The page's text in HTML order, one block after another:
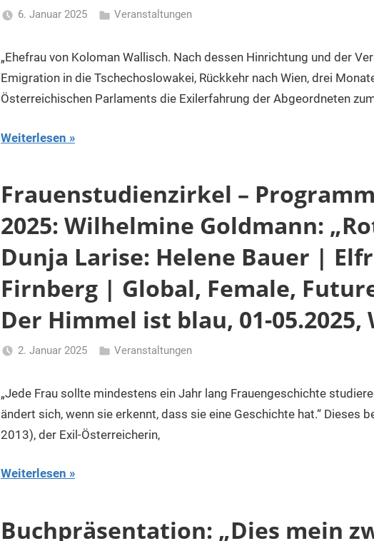
6. Januar 2025
Gerhalter
Veranstaltungen
„Ehefrau von Koloman Wallisch. Nach dessen Hinrichtung und der
Emigration in die Tschechoslowakei, Rückkehr nach Wien, drei
Österreichischen Parlaments die Exilerfahrung der Abgeordneten
Weiterlesen
Frauenstudienzirkel –
2025: Wilhelmine Goldmann:
Dunja Larise: Helene Bauer |
Firnberg | Global, Female,
Der Himmel ist blau, 01-05.2025,
2. Januar 2025
Gerhalter
Veranstaltungen
„Jede Frau sollte mindestens ein Jahr lang Frauengeschichte
ändert sich, wenn sie erkennt, dass sie eine Geschichte hat.“ Dieses
2013), der Exil-Österreicherin,
Weiterlesen
Buchpräsentation: „Dies mein